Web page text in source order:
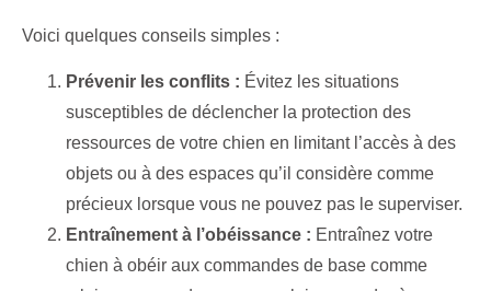
Voici quelques conseils simples :
Prévenir les conflits : Évitez les situations
susceptibles de déclencher la protection des
ressources de votre chien en limitant l’accès à des
objets ou à des espaces qu’il considère comme
précieux lorsque vous ne pouvez pas le superviser.
Entraînement à l’obéissance : Entraînez votre
chien à obéir aux commandes de base comme